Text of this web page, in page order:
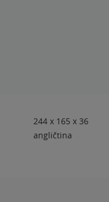
244 x 165 x 36
angličtina